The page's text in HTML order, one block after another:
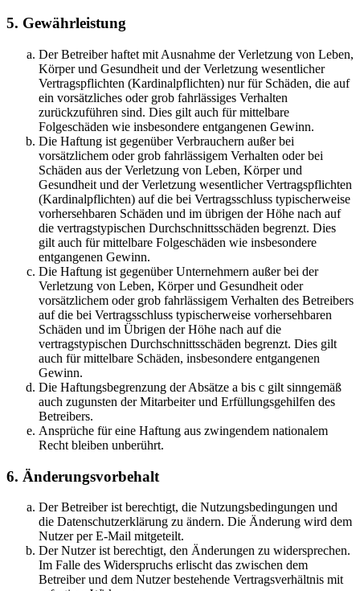
5. Gewährleistung
Der Betreiber haftet mit Ausnahme der Verletzung von Leben,
Körper und Gesundheit und der Verletzung wesentlicher
Vertragspflichten (Kardinalpflichten) nur für Schäden, die auf
ein vorsätzliches oder grob fahrlässiges Verhalten
zurückzuführen sind. Dies gilt auch für mittelbare
Folgeschäden wie insbesondere entgangenen Gewinn.
Die Haftung ist gegenüber Verbrauchern außer bei
vorsätzlichem oder grob fahrlässigem Verhalten oder bei
Schäden aus der Verletzung von Leben, Körper und
Gesundheit und der Verletzung wesentlicher Vertragspflichten
(Kardinalpflichten) auf die bei Vertragsschluss typischerweise
vorhersehbaren Schäden und im übrigen der Höhe nach auf
die vertragstypischen Durchschnittsschäden begrenzt. Dies
gilt auch für mittelbare Folgeschäden wie insbesondere
entgangenen Gewinn.
Die Haftung ist gegenüber Unternehmern außer bei der
Verletzung von Leben, Körper und Gesundheit oder
vorsätzlichem oder grob fahrlässigem Verhalten des Betreibers
auf die bei Vertragsschluss typischerweise vorhersehbaren
Schäden und im Übrigen der Höhe nach auf die
vertragstypischen Durchschnittsschäden begrenzt. Dies gilt
auch für mittelbare Schäden, insbesondere entgangenen
Gewinn.
Die Haftungsbegrenzung der Absätze a bis c gilt sinngemäß
auch zugunsten der Mitarbeiter und Erfüllungsgehilfen des
Betreibers.
Ansprüche für eine Haftung aus zwingendem nationalem
Recht bleiben unberührt.
6. Änderungsvorbehalt
Der Betreiber ist berechtigt, die Nutzungsbedingungen und
die Datenschutzerklärung zu ändern. Die Änderung wird dem
Nutzer per E-Mail mitgeteilt.
Der Nutzer ist berechtigt, den Änderungen zu widersprechen.
Im Falle des Widerspruchs erlischt das zwischen dem
Betreiber und dem Nutzer bestehende Vertragsverhältnis mit